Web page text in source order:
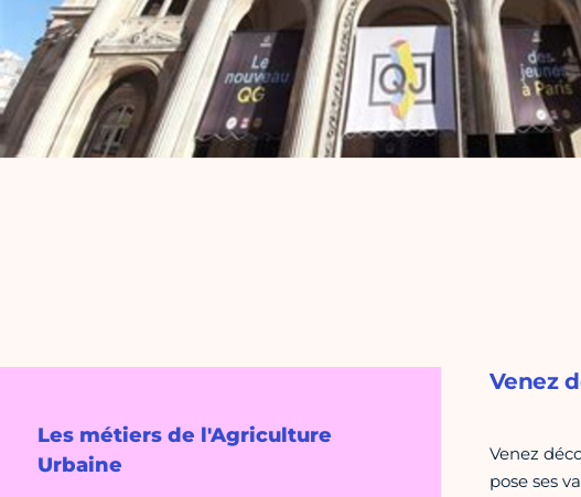
Les métiers de l'Agriculture
Urbaine
Venez
Venez
pose ses